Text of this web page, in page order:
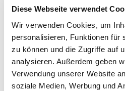
Diese Webseite verwendet
Wir verwenden Cookies, um
personalisieren, Funktionen für
zu können und die Zugriffe auf
analysieren. Außerdem geben
Verwendung unserer Website
soziale Medien, Werbung und
SMB 9 -> 10, Umsätze nur
ansonic13»
Di., 01. Feb
1Antworten
15509Zugriffe
Letzter Beitragvonebi_f
Di., 01. Feb 2022 10:02
Komplette Neuinstallation?
von Marc2021»Mo., 06. Dez